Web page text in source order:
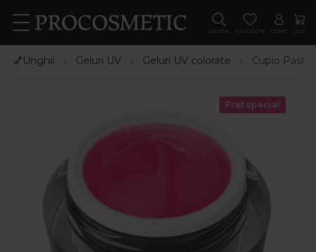
CAUTA FAVORITE CONT COS
💅Unghii Geluri UV Geluri UV colorate Cupio
Pret special